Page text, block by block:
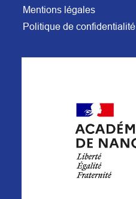
Mentions légales
Politique de confidentialité